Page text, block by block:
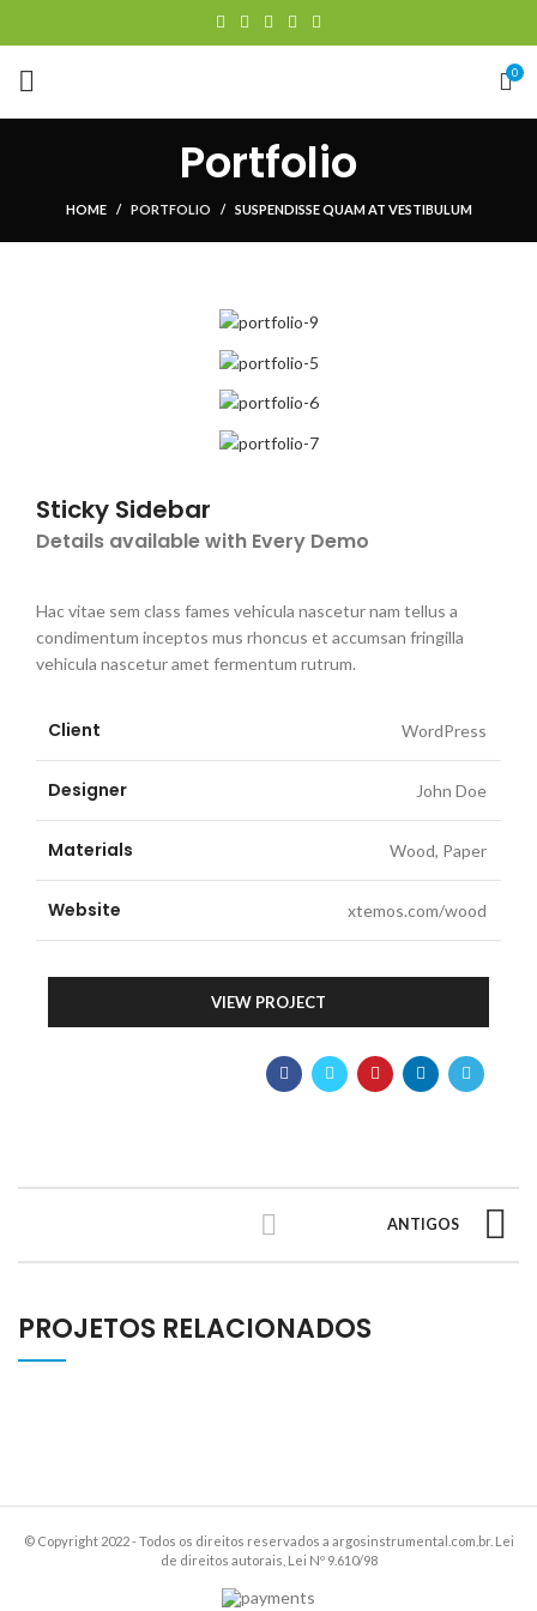
0
Portfolio
HOME PORTFOLIO SUSPENDISSE QUAM AT VESTIBULUM
Sticky Sidebar
Details available with Every Demo
Hac vitae sem class fames vehicula nascetur nam tellus a
condimentum inceptos mus rhoncus et accumsan fringilla
vehicula nascetur amet fermentum rutrum.
Client WordPress
Designer John Doe
Materials Wood, Paper
Website xtemos.com/wood
VIEW PROJECT
ANTIGOS
PROJETOS RELACIONADOS
© Copyright 2022 - Todos os direitos reservados a argosinstrumental.com.br. Lei
de direitos autorais, Lei Nº 9.610/98